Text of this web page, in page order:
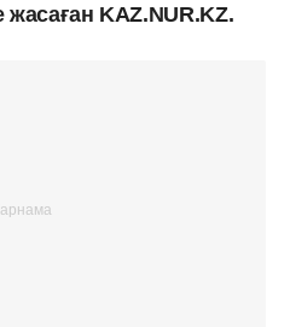
жасаған KAZ.NUR.KZ.